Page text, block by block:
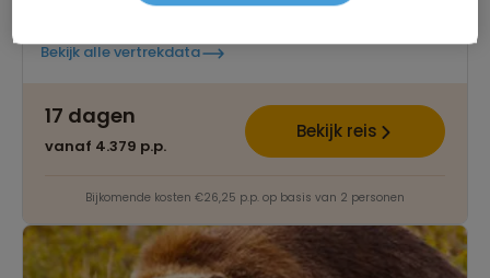
Bekijk alle vertrekdata
17 dagen
vanaf 4.379 p.p.
Bekijk reis
Bijkomende kosten €26,25 p.p. op basis van 2 personen